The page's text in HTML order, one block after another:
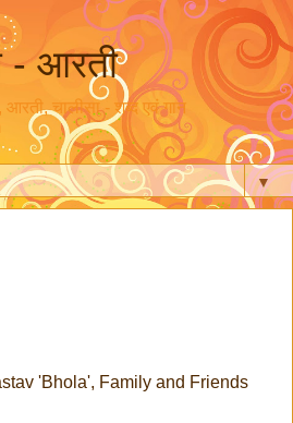
- आरती
आरती, चालीसा - शब्द एवं गान
▼
'Bhola', Family and Friends